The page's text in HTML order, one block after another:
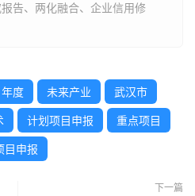
告、两化融合、企业信用修
年度 未来产业 武汉市
计划项目申报 重点项目
目申报
下一篇